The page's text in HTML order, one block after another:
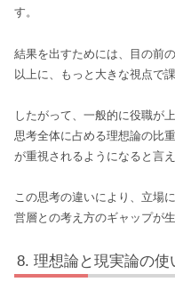
す。
結果を出すためには、目の前
以上に、もっと大きな視点で
したがって、一般的に役職が
思考全体に占める理想論の比
が重視されるようになると言え
この思考の違いにより、立場
営層との考え方のギャップが
理想論と現実論の使